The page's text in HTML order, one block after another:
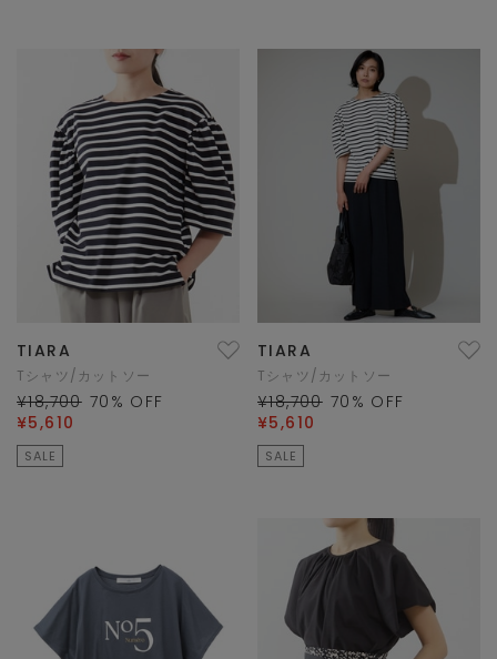
TIARA
Tシャツ/カットソー
¥18,700 70 % OFF
¥5,610
SALE
TIARA
Tシャツ/カットソー
¥18,700 70 % OFF
¥5,610
SALE